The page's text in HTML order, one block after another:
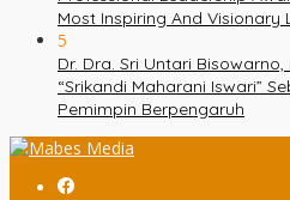
Most Inspiring And Visionary
5
Dr. Dra. Sri Untari
“Srikandi Maharani Iswari”
Pemimpin Berpengaruh